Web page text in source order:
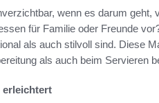
wenn es darum geht,
für Familie oder Freunde
als auch stilvoll sind. Diese
als auch beim Servieren
erleichtert